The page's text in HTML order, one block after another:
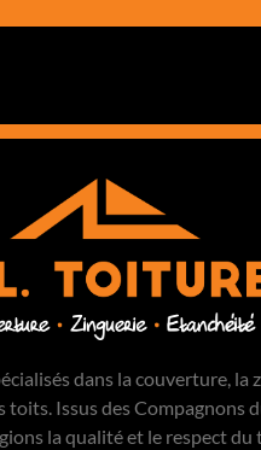
dans la couverture, la
toits. Issus des Compagnons
la qualité et le respect du